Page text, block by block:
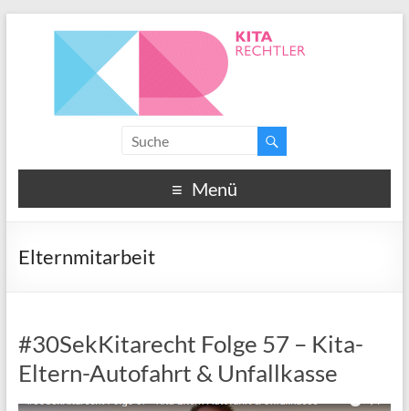
Menü
Elternmitarbeit
#30SekKitarecht Folge 57 – Kita-
Eltern-Autofahrt & Unfallkasse